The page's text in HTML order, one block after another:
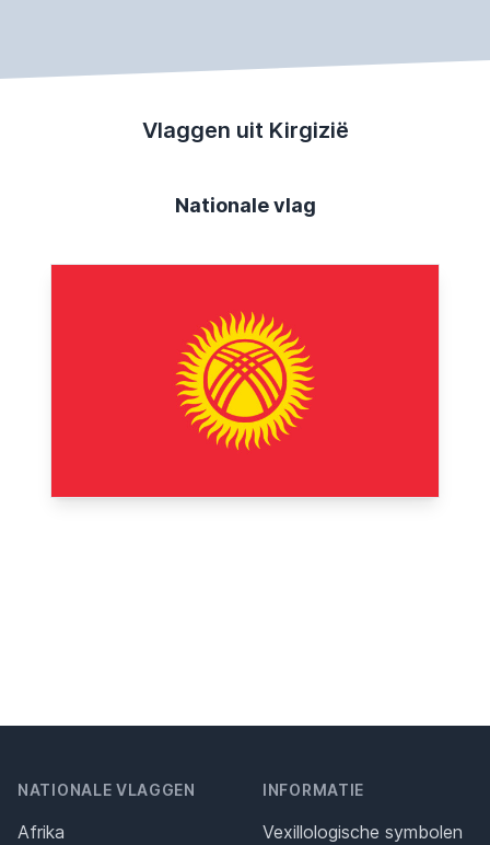
Vlaggen uit Kirgizië
Nationale vlag
NATIONALE VLAGGEN
Afrika
INFORMATIE
Vexillologische symbolen